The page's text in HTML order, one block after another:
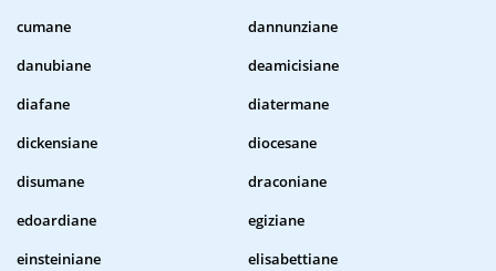
cumane
dannunziane
danubiane
deamicisiane
diafane
diatermane
dickensiane
diocesane
disumane
draconiane
edoardiane
egiziane
einsteiniane
elisabettiane